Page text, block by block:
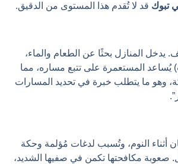
تبوك قد لا تُقدم هذا المستوى من الدقيق.
يدخل المنازل بحثًا عن الطعام والماء،
يُساعد المستعمرة على تتبع مساره، مما
وهو ما يتطلب خبرة في تحديد المسارات
أثناء النوم، وتُسبب لدغات مُؤلمة وحكة
صعوبة مكافحتها تكمن في صفيها الشديد،